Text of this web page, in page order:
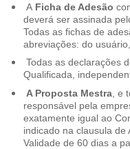
A Ficha de Adesão
deverá ser assinada
Todas as fichas de
abreviações: do
Todas as declarações
Qualificada,
A Proposta Mestra, e
responsável pela
exatamente igual ao
indicado na clausula de
Validade de 60 dias a